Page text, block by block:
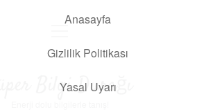
Anasayfa
Gizlilik Politikası
Yasal Uyarı
Süper Bilgi Durağı